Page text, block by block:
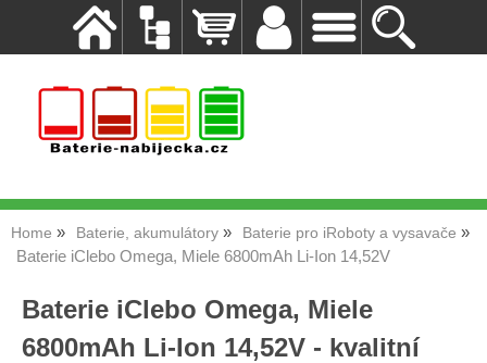
Home Baterie, akumulátory Baterie pro iRoboty a vysavače
Baterie iClebo Omega, Miele 6800mAh Li-Ion 14,52V
Baterie iClebo Omega, Miele
6800mAh Li-Ion 14,52V - kvalitní